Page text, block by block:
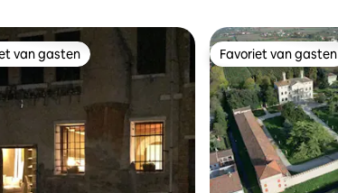
van gasten
van gasten Favoriet van gasten
Favoriet van gasten